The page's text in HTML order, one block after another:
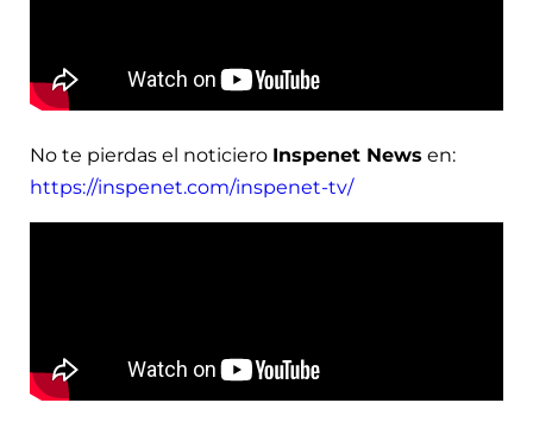
No te pierdas el noticiero Inspenet News en:
https://inspenet.com/inspenet-tv/